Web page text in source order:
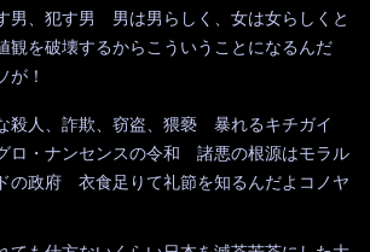
男、犯す男 男は男らしく、女は女らしくと
観を破壊するからこういうことになるんだ
が！
殺人、詐欺、窃盗、猥褻 暴れるキチガイ
ロ・ナンセンスの令和 諸悪の根源はモラル
の政府 衣食足りて礼節を知るんだよコノヤ